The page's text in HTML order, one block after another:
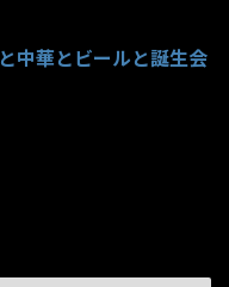
中華とビールと誕生会